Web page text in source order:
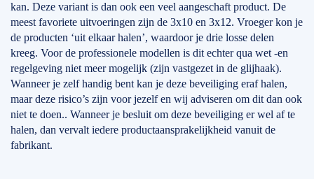
kan. Deze variant is dan ook een veel aangeschaft product. De
meest favoriete uitvoeringen zijn de 3x10 en 3x12. Vroeger kon je
de producten ‘uit elkaar halen’, waardoor je drie losse delen
kreeg. Voor de professionele modellen is dit echter qua wet -en
regelgeving niet meer mogelijk (zijn vastgezet in de glijhaak).
Wanneer je zelf handig bent kan je deze beveiliging eraf halen,
maar deze risico’s zijn voor jezelf en wij adviseren om dit dan ook
niet te doen.. Wanneer je besluit om deze beveiliging er wel af te
halen, dan vervalt iedere productaansprakelijkheid vanuit de
fabrikant.